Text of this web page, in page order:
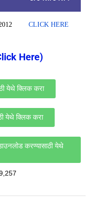
CLICK HERE
Here)
येथे क्लिक करा
येथे क्लिक करा
करण्यासाठी येथे